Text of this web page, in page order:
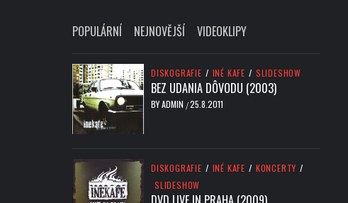
POPULÁRNÍ NEJNOVĚJŠÍ VIDEOKLIPY
DISKOGRAFIE / INÉ KAFE / SLIDESHOW
BEZ UDANIA DÔVODU (2003)
BYADMIN /25.8.2011
DISKOGRAFIE / INÉ KAFE / KONCERTY /
SLIDESHOW